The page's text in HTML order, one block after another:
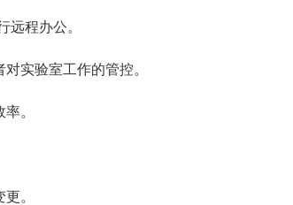
程办公。
实验室工作的管控。
。
。